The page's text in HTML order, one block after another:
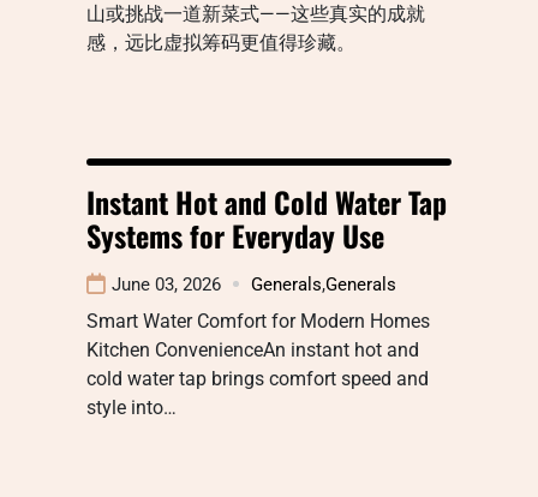
山或挑战一道新菜式——这些真实的成就
感，远比虚拟筹码更值得珍藏。
Instant Hot and Cold Water Tap
Systems for Everyday Use
June 03, 2026 Generals,Generals
Smart Water Comfort for Modern Homes
Kitchen ConvenienceAn instant hot and
cold water tap brings comfort speed and
style into…